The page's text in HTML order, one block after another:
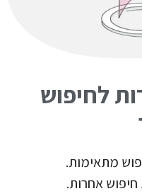
לחיפוש
מתאימות.
חיפוש אחרות.